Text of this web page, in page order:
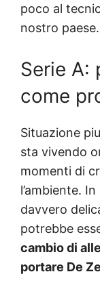
poco al
nostro paese.
Serie A:
come
Situazione
sta vivendo
momenti di
l’ambiente.
davvero
potrebbe
cambio di
portare De